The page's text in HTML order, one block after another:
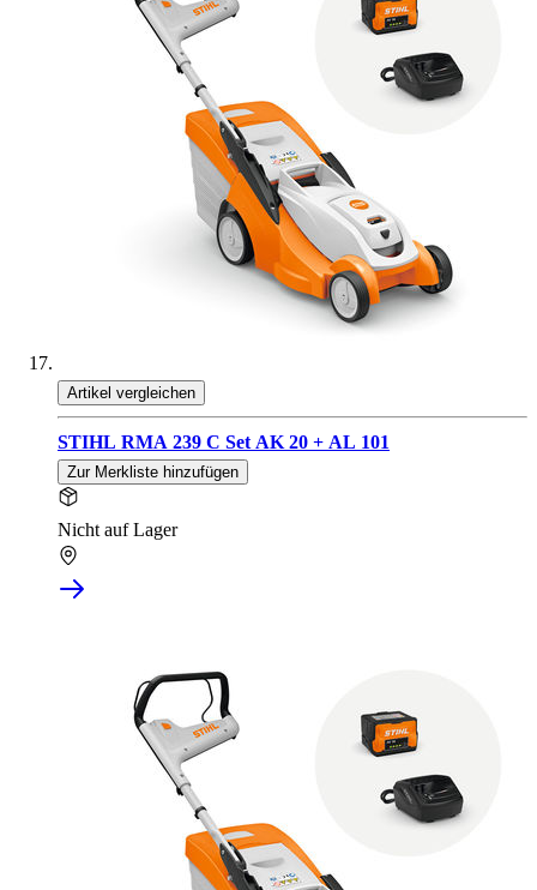
Artikel vergleichen
STIHL RMA 239 C Set AK 20 + AL 101
Zur Merkliste hinzufügen
Nicht auf Lager